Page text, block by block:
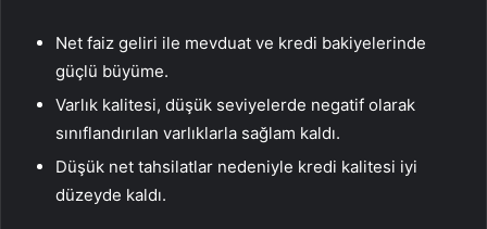
Net faiz geliri ile mevduat ve kredi bakiyelerinde
güçlü büyüme.
Varlık kalitesi, düşük seviyelerde negatif olarak
sınıflandırılan varlıklarla sağlam kaldı.
Düşük net tahsilatlar nedeniyle kredi kalitesi iyi
düzeyde kaldı.